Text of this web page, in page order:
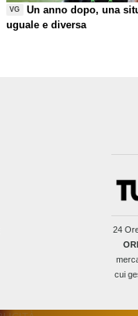
VG
Un anno dopo, una
uguale e diversa
24
cui